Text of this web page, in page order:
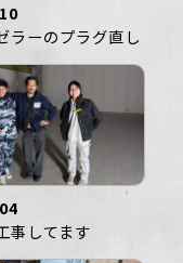
ラーのプラグ直し
事してます